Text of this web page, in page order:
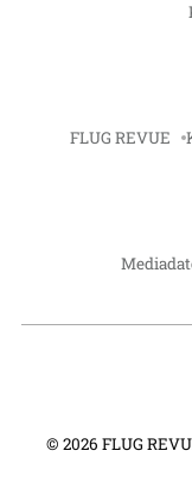
FLUG REVUE
© 2026 FLUG